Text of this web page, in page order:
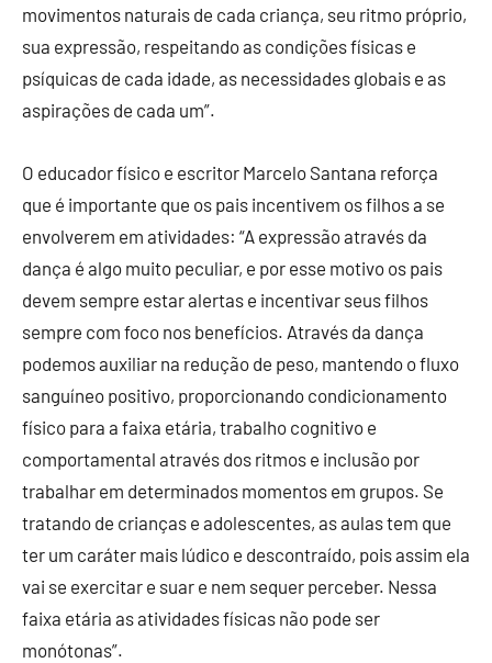
movimentos naturais de cada criança, seu ritmo próprio,
sua expressão, respeitando as condições físicas e
psíquicas de cada idade, as necessidades globais e as
aspirações de cada um”.
O educador físico e escritor Marcelo Santana reforça
que é importante que os pais incentivem os filhos a se
envolverem em atividades: “A expressão através da
dança é algo muito peculiar, e por esse motivo os pais
devem sempre estar alertas e incentivar seus filhos
sempre com foco nos benefícios. Através da dança
podemos auxiliar na redução de peso, mantendo o fluxo
sanguíneo positivo, proporcionando condicionamento
físico para a faixa etária, trabalho cognitivo e
comportamental através dos ritmos e inclusão por
trabalhar em determinados momentos em grupos. Se
tratando de crianças e adolescentes, as aulas tem que
ter um caráter mais lúdico e descontraído, pois assim ela
vai se exercitar e suar e nem sequer perceber. Nessa
faixa etária as atividades físicas não pode ser
monótonas”.